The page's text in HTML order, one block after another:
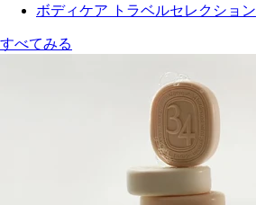
ボディケア トラベルセレクション
すべてみる